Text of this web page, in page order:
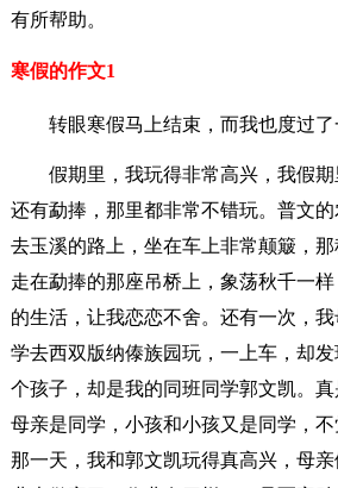
有所帮助。
寒假的作文1
转眼寒假马上结束，而我也度过了
假期里，我玩得非常高兴，我假期
还有勐捧，那里都非常不错玩。普文的
去玉溪的路上，坐在车上非常颠簸，那
走在勐捧的那座吊桥上，象荡秋千一
的生活，让我恋恋不舍。还有一次，
学去西双版纳傣族园玩，一上车，却
个孩子，却是我的同班同学郭文凯。
母亲是同学，小孩和小孩又是同学，不
那一天，我和郭文凯玩得真高兴，母